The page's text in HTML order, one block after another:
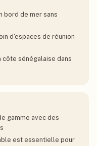
bord de mer sans
d'espaces de réunion
côte sénégalaise dans
gamme avec des
est essentielle pour